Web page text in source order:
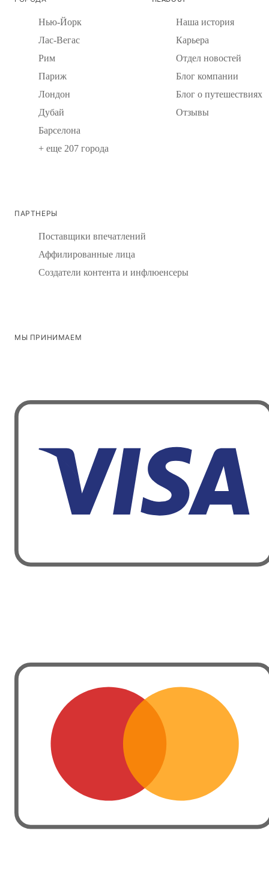
Нью-Йорк
Лас-Вегас
Рим
Париж
Лондон
Дубай
Барселона
+ еще 207 города
Наша история
Карьера
Отдел новостей
Блог компании
Блог о путешествиях
Отзывы
ПАРТНЕРЫ
Поставщики впечатлений
Аффилированные лица
Создатели контента и инфлюенсеры
МЫ ПРИНИМАЕМ